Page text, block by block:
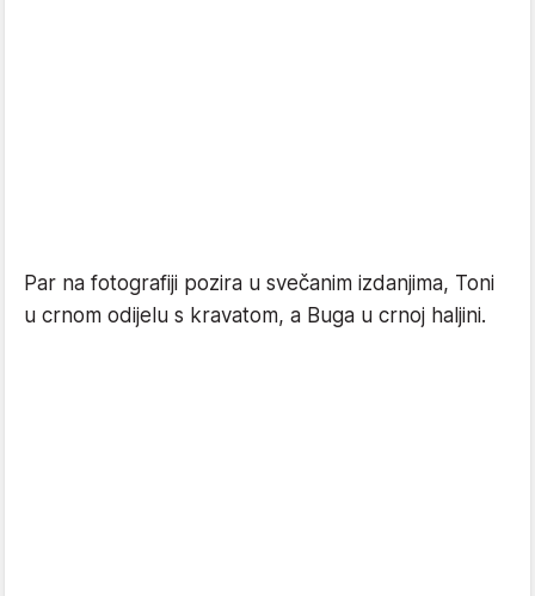
Par na fotografiji pozira u svečanim izdanjima, Toni
u crnom odijelu s kravatom, a Buga u crnoj haljini.